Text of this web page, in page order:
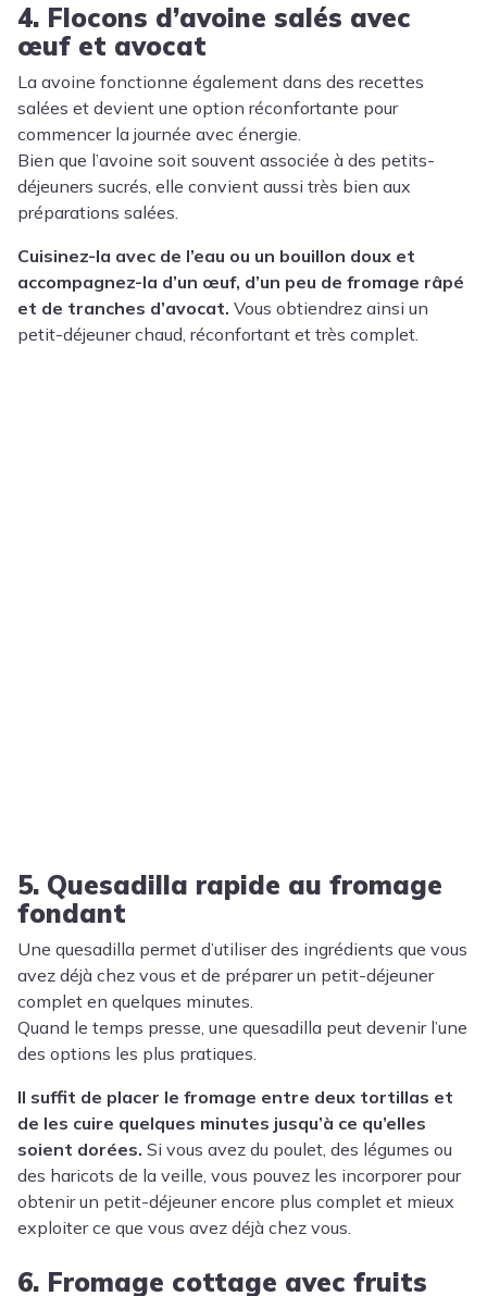
4. Flocons d’avoine salés avec
œuf et avocat
La avoine fonctionne également dans des recettes
salées et devient une option réconfortante pour
commencer la journée avec énergie.
Bien que l’avoine soit souvent associée à des petits-
déjeuners sucrés, elle convient aussi très bien aux
préparations salées.
Cuisinez-la avec de l’eau ou un bouillon doux et
accompagnez-la d’un œuf, d’un peu de fromage râpé
et de tranches d’avocat. Vous obtiendrez ainsi un
petit-déjeuner chaud, réconfortant et très complet.
5. Quesadilla rapide au fromage
fondant
Une quesadilla permet d’utiliser des ingrédients que vous
avez déjà chez vous et de préparer un petit-déjeuner
complet en quelques minutes.
Quand le temps presse, une quesadilla peut devenir l’une
des options les plus pratiques.
Il suffit de placer le fromage entre deux tortillas et
de les cuire quelques minutes jusqu’à ce qu’elles
soient dorées. Si vous avez du poulet, des légumes ou
des haricots de la veille, vous pouvez les incorporer pour
obtenir un petit-déjeuner encore plus complet et mieux
exploiter ce que vous avez déjà chez vous.
6. Fromage cottage avec fruits